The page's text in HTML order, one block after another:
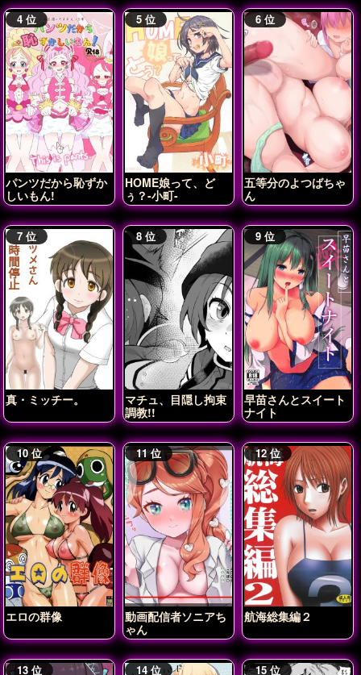
パンツだから恥ずか
しいもん!
HOME娘って、ど
ぅ？-小町-
五等分のよつばちゃ
ん
真・ミッチー。
マチュ、目隠し拘束
調教!!
早苗さんとスイート
ナイト
エロの群像
動画配信者ソニアち
ゃん
航海総集編２